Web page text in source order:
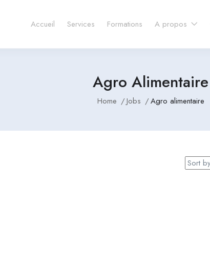
Accueil Services Formations A propos
Agro Alimentaire
Home Jobs Agro alimentaire